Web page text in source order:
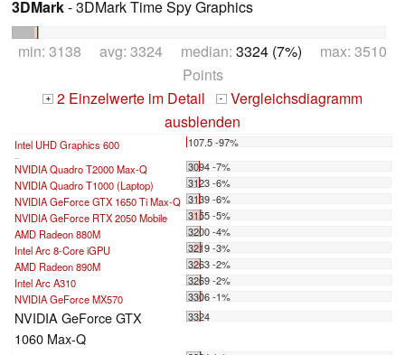
3DMark- 3DMark Time Spy Graphics
min: 3138 avg: 3324 median: 3324 (7%) max: 3510
Points
+ 2 Einzelwerte im Detail - Vergleichsdiagramm
ausblenden
Intel UHD Graphics 600 107.5 -97%
NVIDIA Quadro T2000 Max-Q
3094 -7%
NVIDIA Quadro T1000 (Laptop)
3123 -6%
NVIDIA GeForce GTX 1650 Ti Max-Q 3139 -6%
NVIDIA GeForce RTX 2050 Mobile
3155 -5%
AMD Radeon 880M
3200 -4%
Intel Arc 8-Core iGPU
3219 -3%
AMD Radeon 890M
3263 -2%
Intel Arc A310
3269 -2%
NVIDIA GeForce MX570
3306 -1%
NVIDIA GeForce GTX
1060 Max-Q
3324